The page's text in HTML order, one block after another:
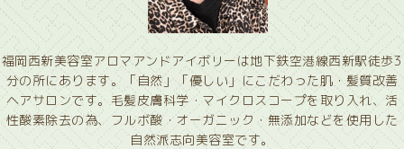
福岡西新美容室アロマアンドアイボリーは地下鉄空港線西新駅徒歩3
分の所にあります。「自然」「優しい」にこだわった肌・髪質改善
ヘアサロンです。毛髪皮膚科学・マイクロスコープを取り入れ、活
性酸素除去の為、フルボ酸・オーガニック・無添加などを使用した
自然派志向美容室です。